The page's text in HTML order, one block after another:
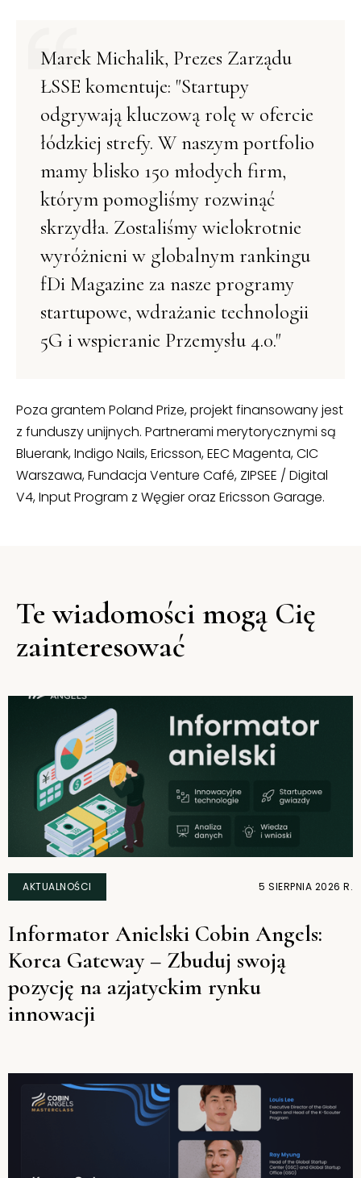
Marek Michalik, Prezes Zarządu
ŁSSE komentuje: "Startupy
odgrywają kluczową rolę w ofercie
łódzkiej strefy. W naszym portfolio
mamy blisko 150 młodych firm,
którym pomogliśmy rozwinąć
skrzydła. Zostaliśmy wielokrotnie
wyróżnieni w globalnym rankingu
fDi Magazine za nasze programy
startupowe, wdrażanie technologii
5G i wspieranie Przemysłu 4.0."
Poza grantem Poland Prize, projekt finansowany jest
z funduszy unijnych. Partnerami merytorycznymi są
Bluerank, Indigo Nails, Ericsson, EEC Magenta, CIC
Warszawa, Fundacja Venture Café, ZIPSEE / Digital
V4, Input Program z Węgier oraz Ericsson Garage.
AKTUALNOŚCI 5 SIERPNIA 2026 R.
Informator Anielski Cobin Angels:
Korea Gateway – Zbuduj swoją
pozycję na azjatyckim rynku
innowacji
Te wiadomości mogą Cię
zainteresować